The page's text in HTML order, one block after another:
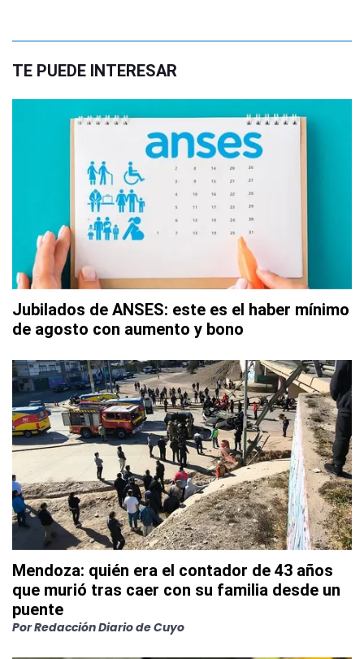
TE PUEDE INTERESAR
Jubilados de ANSES: este es el haber mínimo
de agosto con aumento y bono
Mendoza: quién era el contador de 43 años
que murió tras caer con su familia desde un
puente
PorRedacción Diario de Cuyo